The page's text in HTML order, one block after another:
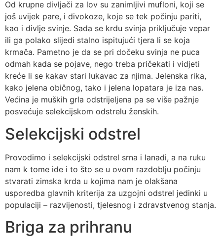
Od krupne divljači za lov su zanimljivi mufloni, koji se
još uvijek pare, i divokoze, koje se tek počinju pariti,
kao i divlje svinje. Sada se krdu svinja priključuje vepar
ili ga polako slijedi stalno ispitujući tjera li se koja
krmača. Pametno je da se pri dočeku svinja ne puca
odmah kada se pojave, nego treba pričekati i vidjeti
kreće li se kakav stari lukavac za njima. Jelenska rika,
kako jelena običnog, tako i jelena lopatara je iza nas.
Većina je muških grla odstrijeljena pa se više pažnje
posvećuje selekcijskom odstrelu ženskih.
Selekcijski odstrel
Provodimo i selekcijski odstrel srna i lanadi, a na ruku
nam k tome ide i to što se u ovom razdoblju počinju
stvarati zimska krda u kojima nam je olakšana
usporedba glavnih kriterija za uzgojni odstrel jedinki u
populaciji – razvijenosti, tjelesnog i zdravstvenog stanja.
Briga za prihranu